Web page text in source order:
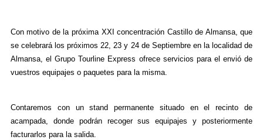
Con motivo de la próxima XXI concentración Castillo de Almansa, que
se celebrará los próximos 22, 23 y 24 de Septiembre en la localidad de
Almansa, el Grupo Tourline Express ofrece servicios para el envió de
vuestros equipajes o paquetes para la misma.
Contaremos con un stand permanente situado en el recinto de
acampada, donde podrán recoger sus equipajes y posteriormente
facturarlos para la salida.